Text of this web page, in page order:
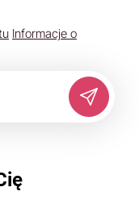
Informacje o